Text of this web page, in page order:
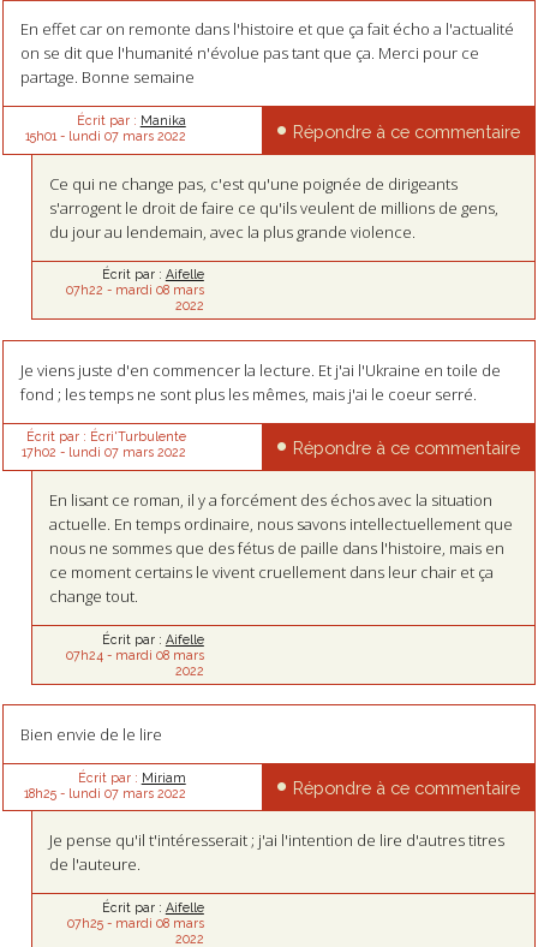
En effet car on remonte dans l'histoire et que ça fait écho a l'actualité
on se dit que l'humanité n'évolue pas tant que ça. Merci pour ce
partage. Bonne semaine
Écrit par : Manika
15h01 - lundi 07 mars 2022 Répondre à ce commentaire
Ce qui ne change pas, c'est qu'une poignée de dirigeants
s'arrogent le droit de faire ce qu'ils veulent de millions de gens,
du jour au lendemain, avec la plus grande violence.
Écrit par : Aifelle
07h22 - mardi 08 mars
2022
Je viens juste d'en commencer la lecture. Et j'ai l'Ukraine en toile de
fond ; les temps ne sont plus les mêmes, mais j'ai le coeur serré.
Écrit par : Écri'Turbulente
17h02 - lundi 07 mars 2022 Répondre à ce commentaire
En lisant ce roman, il y a forcément des échos avec la situation
actuelle. En temps ordinaire, nous savons intellectuellement que
nous ne sommes que des fétus de paille dans l'histoire, mais en
ce moment certains le vivent cruellement dans leur chair et ça
change tout.
Écrit par : Aifelle
07h24 - mardi 08 mars
2022
Bien envie de le lire
Écrit par : Miriam
18h25- lundi 07 mars 2022 Répondre à ce commentaire
Je pense qu'il t'intéresserait ; j'ai l'intention de lire d'autres titres
de l'auteure.
Écrit par : Aifelle
07h25- mardi 08 mars
2022